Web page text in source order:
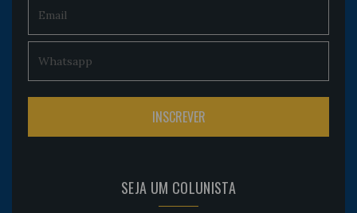
SEJA UM COLUNISTA